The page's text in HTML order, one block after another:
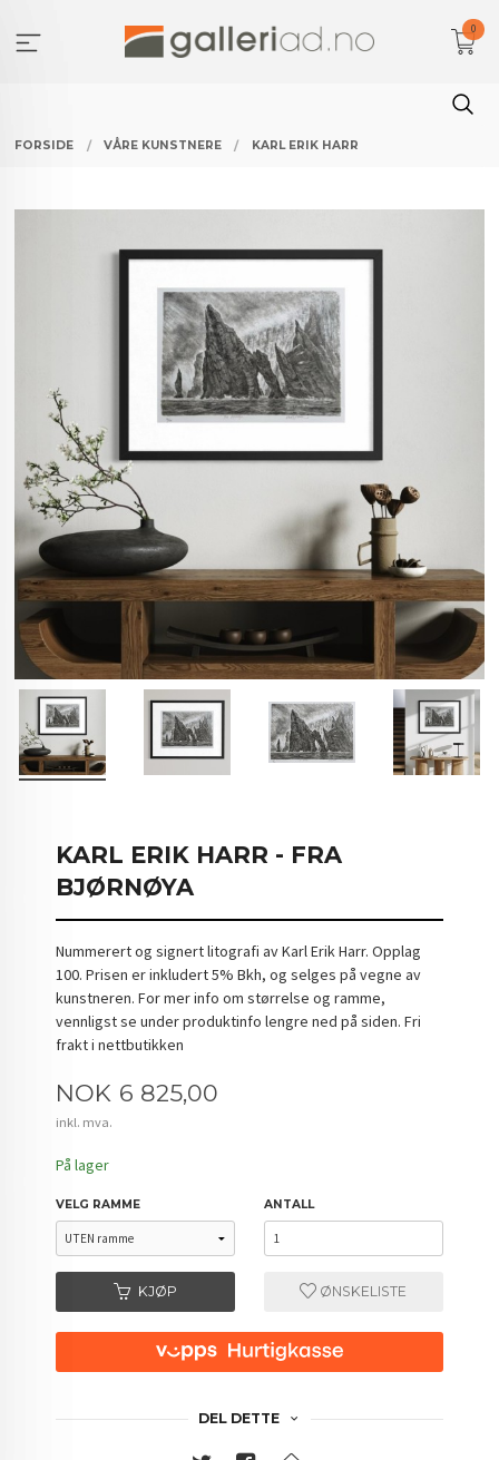
innholdet
0
FORSIDE VÅRE KUNSTNERE KARL ERIK HARR
KARL ERIK HARR - FRA
BJØRNØYA
Nummerert og signert litografi av Karl Erik Harr. Opplag
100. Prisen er inkludert 5% Bkh, og selges på vegne av
kunstneren. For mer info om størrelse og ramme,
vennligst se under produktinfo lengre ned på siden. Fri
frakt i nettbutikken
Pris
NOK 6 825,00
inkl. mva.
På lager
VELG RAMME ANTALL
KJØP ØNSKELISTE
DEL DETTE